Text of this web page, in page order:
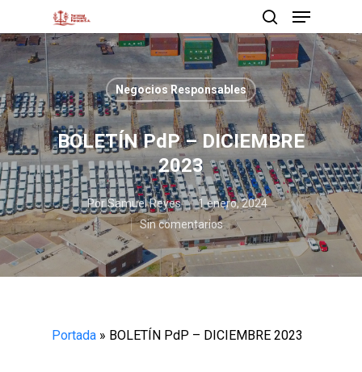
Presione enter para buscar o ESC para cerrar
Negocios Responsables
BOLETÍN PdP – DICIEMBRE
2023
PorSamuel Reyes
1 enero, 2024
Sin comentarios
Portada » BOLETÍN PdP – DICIEMBRE 2023